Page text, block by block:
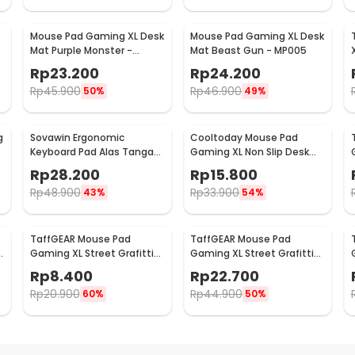
Mouse Pad Gaming XL Desk
Mat Purple Monster -
MP005
Rp23.200
Rp45.900 50%
Mouse Pad Gaming XL Desk
Mat Beast Gun - MP005
Rp24.200
Rp46.900 49%
Sovawin Ergonomic
Keyboard Pad Alas Tangan
Memory Foam - SH-023
Rp28.200
Rp48.900 43%
Cooltoday Mouse Pad
Gaming XL Non Slip Desk
Mat 800x300x2mm - LN001
Rp15.800
Rp33.900 54%
TaffGEAR Mouse Pad
Gaming XL Street Grafitti
Desk Mat 300x250x3mm -
EI25
Rp8.400
Rp20.900 60%
TaffGEAR Mouse Pad
Gaming XL Street Grafitti
EI25
Rp22.700
Rp44.900 50%